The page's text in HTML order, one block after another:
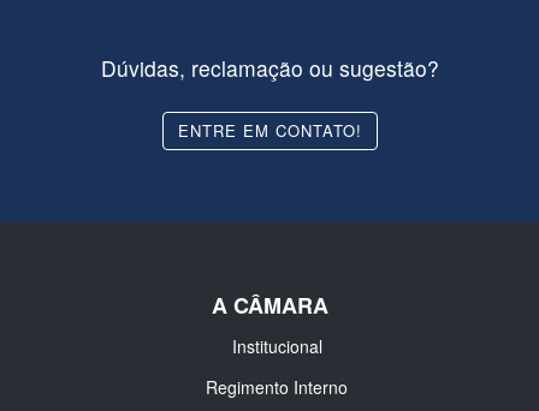
Dúvidas, reclamação ou sugestão?
ENTRE EM CONTATO!
A CÂMARA
Institucional
Regimento Interno